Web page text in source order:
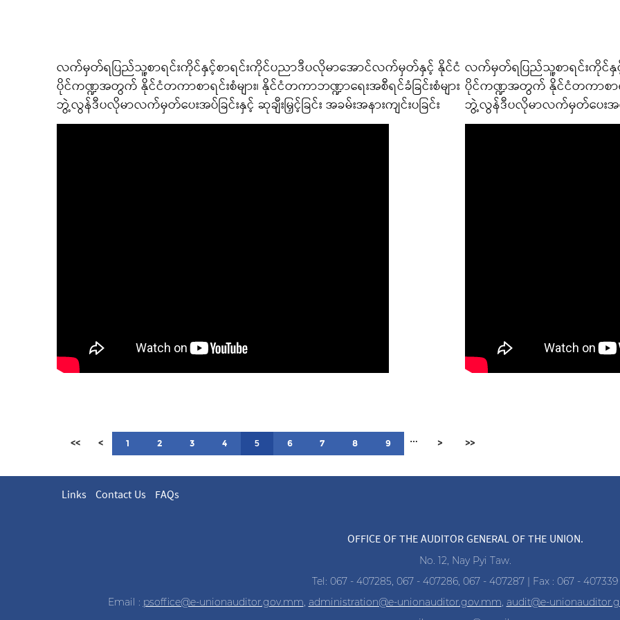
လက်မှတ်ရပြည်သူ့စာရင်းကိုင်နှင့်စာရင်းကိုင်ပညာဒီပလိုမာအောင်လက်မှတ်နှင့် နိုင်ငံ
ပိုင်ကဏ္ဍအတွက် နိုင်ငံတကာစာရင်းစံများ၊ နိုင်ငံတကာဘဏ္ဍာရေးအစီရင်ခံခြင်းစံများ
ဘွဲ့လွန်ဒီပလိုမာလက်မှတ်ပေးအပ်ခြင်းနှင့် ဆုချီးမြှင့်ခြင်း အခမ်းအနားကျင်းပခြင်း
လက်မှတ်ရပြည်သူ့စာရင်းကိုင်နှ
ပိုင်ကဏ္ဍအတွက် နိုင်ငံတကာစာရင်း
ဘွဲ့လွန်ဒီပလိုမာလက်မှတ်ပေးအပ်ခြင်
<< < 1 2 3 4 5 6 7 8 9 … > >>
Links Contact Us FAQs
OFFICE OF THE AUDITOR GENERAL OF THE UNION.
No. 12, Nay Pyi Taw.
Tel: 067 - 407285, 067 - 407286, 067 - 407287 | Fax : 067 - 407339
Email : psoffice@e-unionauditor.gov.mm, administration@e-unionauditor.gov.mm, audit@e-